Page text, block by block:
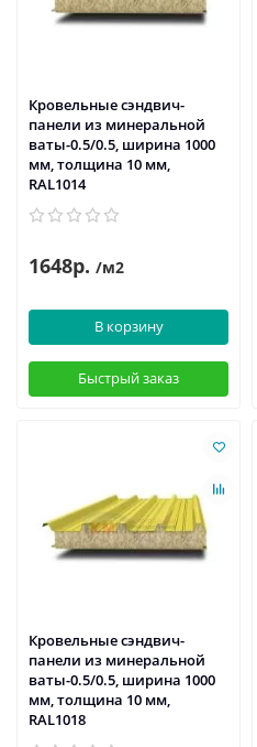
Кровельные сэндвич-
панели из минеральной
ваты-0.5/0.5, ширина 1000
мм, толщина 10 мм,
RAL1014
1648р. /м2
В корзину
Быстрый заказ
Кровельные сэндвич-
панели из минеральной
ваты-0.5/0.5, ширина 1000
мм, толщина 10 мм,
RAL1018